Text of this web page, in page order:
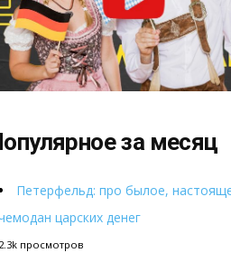
за месяц
Петерфельд: про былое,
царских денег
просмотров